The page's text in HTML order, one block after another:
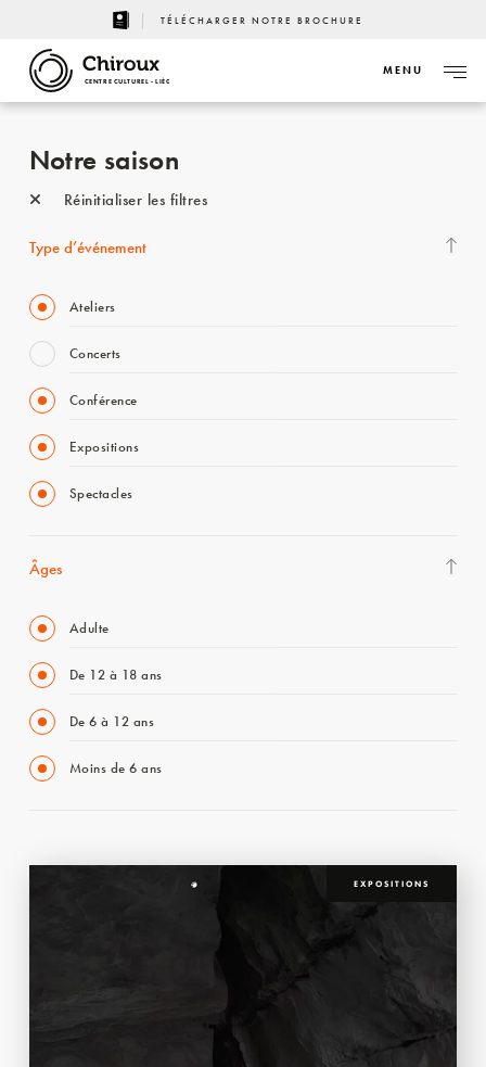
TÉLÉCHARGER NOTRE BROCHURE
CENTRE CULTUREL - LIÈGE
MENU
Notre saison
Réinitialiser les filtres
Type d’événement
Ateliers
Concerts
Conférence
Expositions
Spectacles
Âges
Adulte
De 12 à 18 ans
De 6 à 12 ans
Moins de 6 ans
EXPOSITIONS